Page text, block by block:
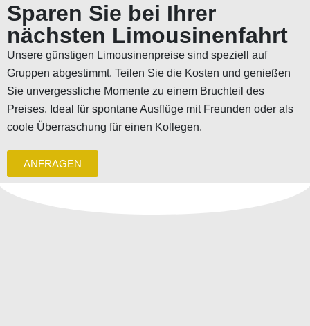
Sparen Sie bei Ihrer
nächsten Limousinenfahrt
Unsere günstigen Limousinenpreise sind speziell auf
Gruppen abgestimmt. Teilen Sie die Kosten und genießen
Sie unvergessliche Momente zu einem Bruchteil des
Preises. Ideal für spontane Ausflüge mit Freunden oder als
coole Überraschung für einen Kollegen.
ANFRAGEN